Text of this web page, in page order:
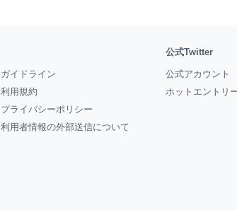
ガイドライン
利用規約
プライバシーポリシー
利用者情報の外部送信について
公式Twitter
公式アカウント
ホットエントリ